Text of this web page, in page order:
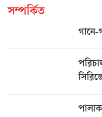
সম্পর্কিত
গানে-